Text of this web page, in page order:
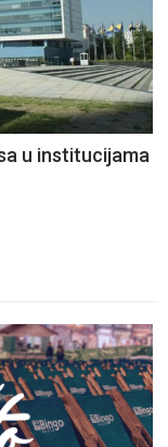
u institucijama